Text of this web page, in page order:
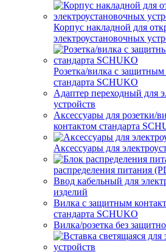
Корпус накладной для
электроустановочных
Розетка/вилка с
стандарта SCHUKO
Адаптер переходный для
устройств
Аксессуары для розетки/
контактом стандарта
Аксессуары для
распределения питания
Ввод кабельный для
изделий
Вилка с защитным
стандарта SCHUKO
Вилка/розетка без